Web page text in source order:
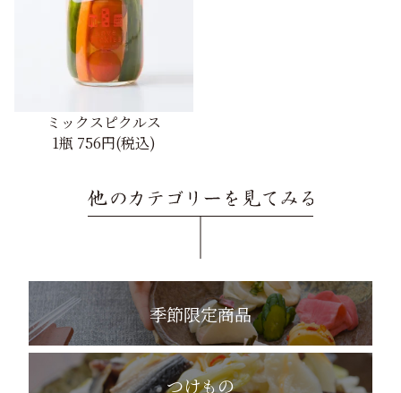
ミックスピクルス
1瓶 756円(税込)
季節限定商品
つけもの